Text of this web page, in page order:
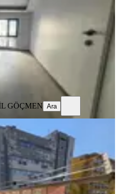
Sakarya Mahallesi
GÖÇMEN Ara
Yakın, 3+1, 125m² Geniş
Mahallesi
·5. Kat·08.08.2026